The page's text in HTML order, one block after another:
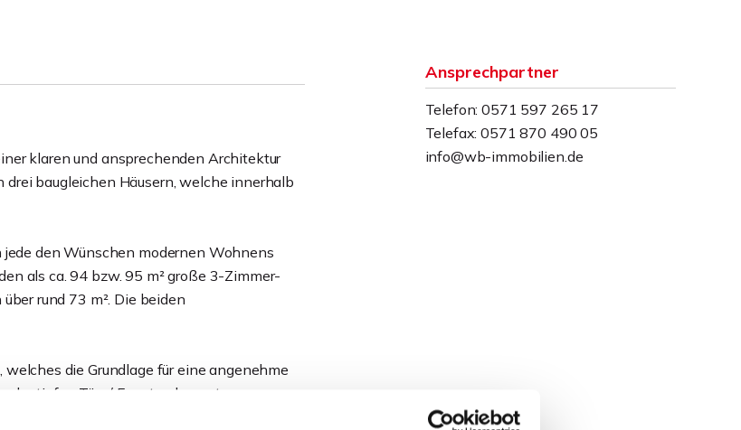
klaren und ansprechenden Architektur
baugleichen Häusern, welche innerhalb
den Wünschen modernen Wohnens
als ca. 94 bzw. 95 m² große 3-Zimmer-
rund 73 m². Die beiden
die Grundlage für eine angenehme
Tür- / Fensterelementen,
Verweilen einladen. Die
Ansprechpartner
Telefon: 0571 597 265 17
Telefax: 0571 870 490 05
info@wb-immobilien.de